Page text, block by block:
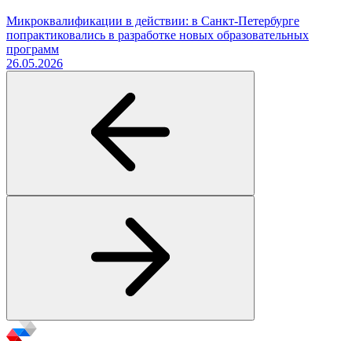
Микроквалификации в действии: в Санкт-Петербурге
попрактиковались в разработке новых образовательных
программ
26.05.2026